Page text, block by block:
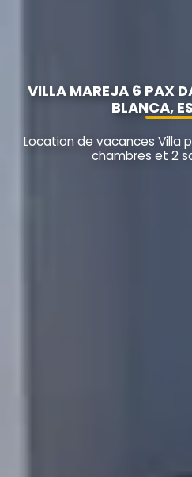
VILLA MAREJA 6 PAX
BLANCA,
Location de vacances Villa
chambres et 2